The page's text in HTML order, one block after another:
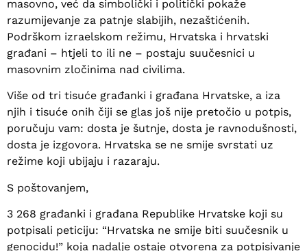
masovno, već da simbolički i politički pokaže
razumijevanje za patnje slabijih, nezaštićenih.
Podrškom izraelskom režimu, Hrvatska i hrvatski
građani – htjeli to ili ne – postaju suučesnici u
masovnim zločinima nad civilima.
Više od tri tisuće građanki i građana Hrvatske, a iza
njih i tisuće onih čiji se glas još nije pretočio u potpis,
poručuju vam: dosta je šutnje, dosta je ravnodušnosti,
dosta je izgovora. Hrvatska se ne smije svrstati uz
režime koji ubijaju i razaraju.
S poštovanjem,
3 268 građanki i građana Republike Hrvatske koji su
potpisali peticiju: “Hrvatska ne smije biti suučesnik u
genocidu!” koja nadalje ostaje otvorena za potpisivanje